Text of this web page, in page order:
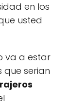
en los
usted
va a estar
que serian